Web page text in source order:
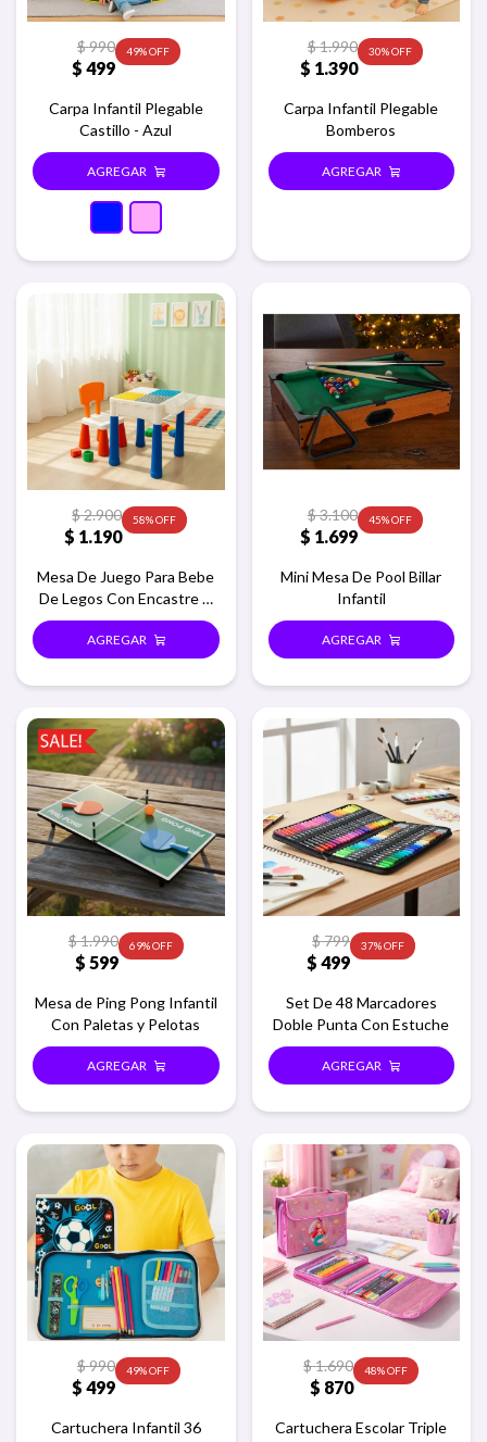
$ 499
$990 49
Carpa Infantil Plegable
Castillo - Azul
$ 1.390
$1.990 30
Carpa Infantil Plegable
Bomberos
$ 1.190
$2.900 58
Mesa De Juego Para Bebe
De Legos Con Encastre Y
Sillita
$ 1.699
$3.100 45
Mini Mesa De Pool Billar
Infantil
$ 599
$1.990 69
Mesa de Ping Pong Infantil
Con Paletas y Pelotas
$ 499
$799 37
Set De 48 Marcadores
Doble Punta Con Estuche
$ 499
$990 49
Cartuchera Infantil 36
$ 870
$1.690 48
Cartuchera Escolar Triple